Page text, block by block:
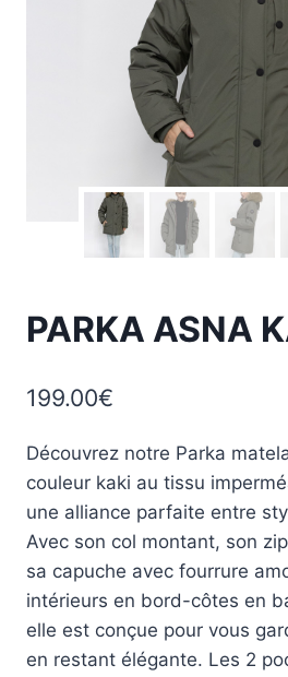
PARKA ASNA
199.00€
Découvrez notre Parka
couleur kaki au tissu
une alliance parfaite entre
Avec son col montant, son
sa capuche avec fourrure
intérieurs en bord-côtes en
elle est conçue pour vous
en restant élégante. Les 2